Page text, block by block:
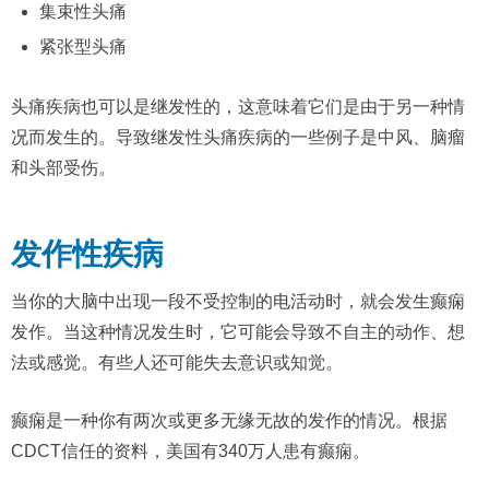
集束性头痛
紧张型头痛
头痛疾病也可以是继发性的，这意味着它们是由于另一种情
况而发生的。导致继发性头痛疾病的一些例子是中风、脑瘤
和头部受伤。
发作性疾病
当你的大脑中出现一段不受控制的电活动时，就会发生癫痫
发作。当这种情况发生时，它可能会导致不自主的动作、想
法或感觉。有些人还可能失去意识或知觉。
癫痫是一种你有两次或更多无缘无故的发作的情况。根据
CDCT信任的资料，美国有340万人患有癫痫。